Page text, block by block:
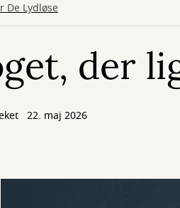
De Lydløse
der
22. maj 2026